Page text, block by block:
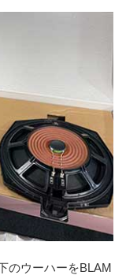
のウーハーをBLAM